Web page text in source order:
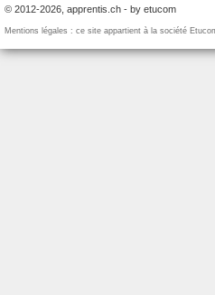
© 2012-2026, apprentis.ch - by etucom
Mentions légales : ce site appartient à la société